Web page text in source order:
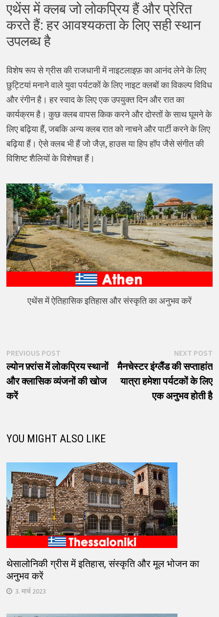
एथेंस में क्लब जो लोकप्रिय हैं और प्रेरित
करते हैं: हर आवश्यकता के लिए सही स्थान
उपलब्ध है
विशेष रूप से ग्रीस की राजधानी में नाइटलाइफ़ का आनंद लेने के लिए
छुट्टियां मनाने वाले युवा पर्यटकों के लिए नाइट क्लबों का विकल्प विविध
और रंगीन है। हर स्वाद के लिए एक उपयुक्त दिन और रात का
कार्यक्रम है। कुछ क्लब वापस किक करने और दोस्तों के साथ घूमने के
लिए बढ़िया हैं, जबकि अन्य क्लब रात को नाचने और पार्टी करने के लिए
बढ़िया हैं। ऐसे क्लब भी हैं जो जैज़, हाउस या हिप हॉप जैसे संगीत की
विशिष्ट शैलियों के विशेषज्ञ हैं।
एथेंस में ऐतिहासिक इतिहास और संस्कृति का अनुभव करें
पोस्ट
नेविगेशन
PREVIOUS POSTPrevious
post:
ल्योन फ़्रांस में लोकप्रिय स्थानों
और क्लासिक व्यंजनों की खोज
करें
NEXT POST
मैनचेस्टर इंग्लैंड की सप्ताहांत
यात्रा हमेशा पर्यटकों के लिए
एक अनुभव होती है
YOU MIGHT ALSO LIKE
थेसालोनिकी ग्रीस में इतिहास, संस्कृति और मूल भोजन का
अनुभव करें
3. मार्च 2023